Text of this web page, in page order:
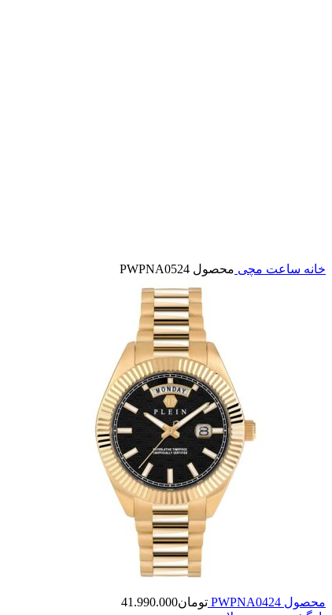
خانه ساعت مچی محصول PWPNA0524
محصول PWPNA0424 تومان41.990.000